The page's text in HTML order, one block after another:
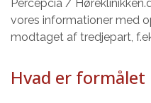
Percepcia /
vores informationer med
modtaget af tredjepart,
Hvad er formålet